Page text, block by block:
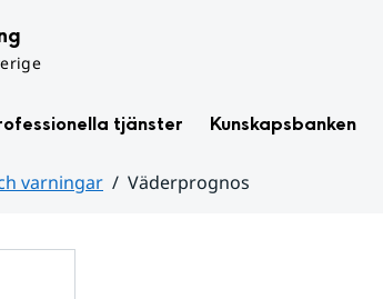
tjänster Kunskapsbanken
varningar
Väderprognos
för